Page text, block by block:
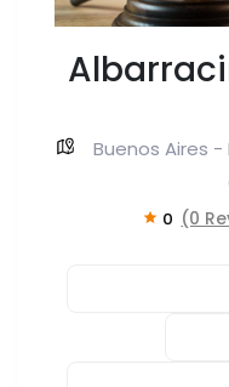
Buenos Aires
0 (0